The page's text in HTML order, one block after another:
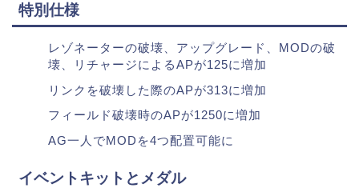
特別仕様
レゾネーターの破壊、アップグレード、MODの破
壊、リチャージによるAPが125に増加
リンクを破壊した際のAPが313に増加
フィールド破壊時のAPが1250に増加
AG一人でMODを4つ配置可能に
イベントキットとメダル